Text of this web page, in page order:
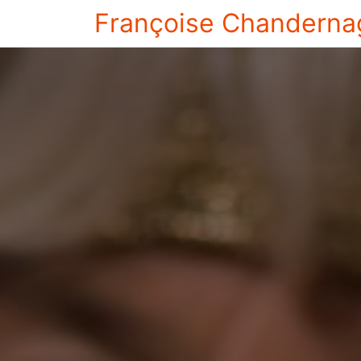
Françoise